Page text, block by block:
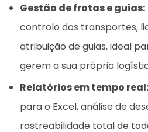
Gestão de frotas e guias:
controlo dos transportes,
atribuição de guias, ideal
gerem a sua própria
Relatórios em tempo real:
para o Excel, análise de
rastreabilidade total de